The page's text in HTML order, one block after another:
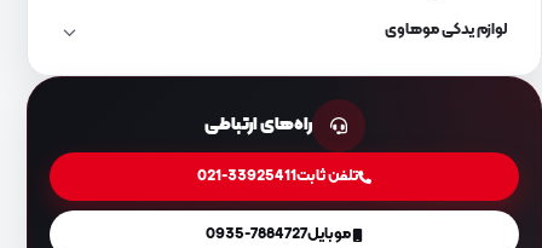
لوازم یدکی موهاوی
راه‌های ارتباطی
تلفن ثابت021-33925411
موبایل0935-7884727